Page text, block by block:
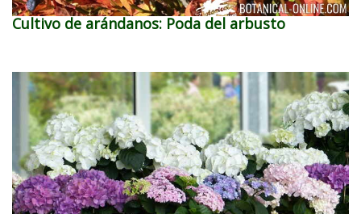
Cultivo de arándanos: Poda del arbusto